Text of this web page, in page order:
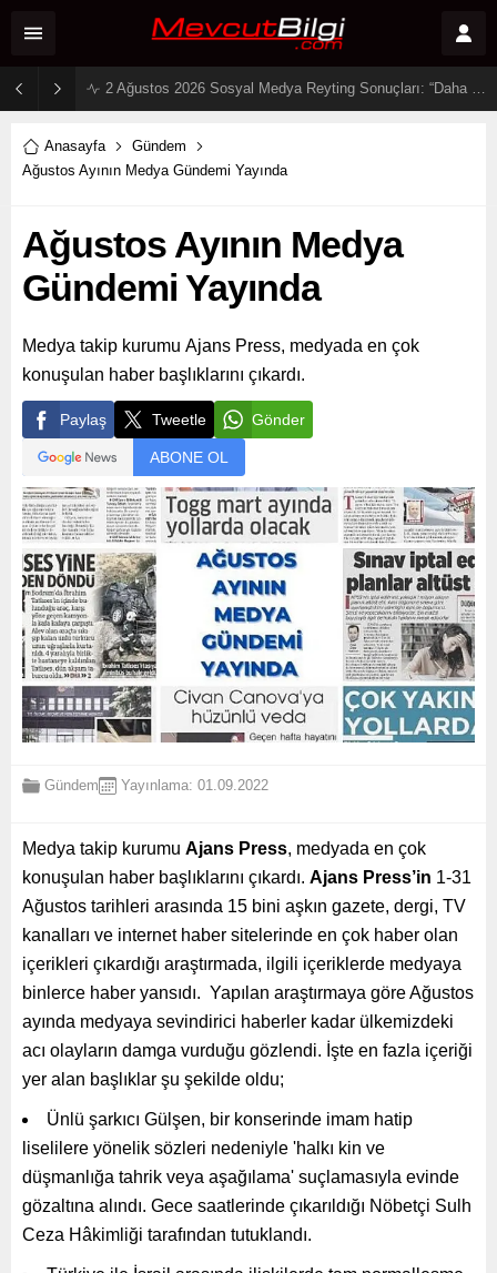
26 Temmuz 2026 Sosyal Medya Reytingleri: ‘Daha 17’ Ekranları ve Dijitali Nasıl Fethetti?
Anasayfa
Gündem
Ağustos Ayının Medya Gündemi Yayında
Ağustos Ayının Medya
Gündemi Yayında
Medya takip kurumu Ajans Press, medyada en çok
konuşulan haber başlıklarını çıkardı.
Paylaş Tweetle Gönder
ABONE OL
Gündem Yayınlama: 01.09.2022
Medya takip kurumu Ajans Press, medyada en çok
konuşulan haber başlıklarını çıkardı. Ajans Press’in 1-31
Ağustos tarihleri arasında 15 bini aşkın gazete, dergi, TV
kanalları ve internet haber sitelerinde en çok haber olan
içerikleri çıkardığı araştırmada, ilgili içeriklerde medyaya
binlerce haber yansıdı. Yapılan araştırmaya göre Ağustos
ayında medyaya sevindirici haberler kadar ülkemizdeki
acı olayların damga vurduğu gözlendi. İşte en fazla içeriği
yer alan başlıklar şu şekilde oldu;
Ünlü şarkıcı Gülşen, bir konserinde imam hatip
liselilere yönelik sözleri nedeniyle 'halkı kin ve
düşmanlığa tahrik veya aşağılama' suçlamasıyla evinde
gözaltına alındı. Gece saatlerinde çıkarıldığı Nöbetçi Sulh
Ceza Hâkimliği tarafından tutuklandı.